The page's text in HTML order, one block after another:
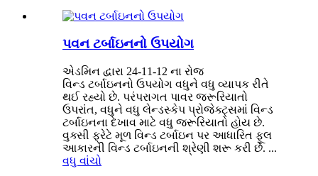
પવન ટર્બાઇનનો ઉપયોગ
એડમિન દ્વારા 24-11-12 ના રોજ
વિન્ડ ટર્બાઇનનો ઉપયોગ વધુને વધુ વ્યાપક રીતે
થઈ રહ્યો છે. પરંપરાગત પાવર જરૂરિયાતો
ઉપરાંત, વધુને વધુ લેન્ડસ્કેપ પ્રોજેક્ટ્સમાં વિન્ડ
ટર્બાઇનના દેખાવ માટે વધુ જરૂરિયાતો હોય છે.
વુક્સી ફ્રેટે મૂળ વિન્ડ ટર્બાઇન પર આધારિત ફૂલ
આકારની વિન્ડ ટર્બાઇનની શ્રેણી શરૂ કરી છે. ...
વધુ વાંચો